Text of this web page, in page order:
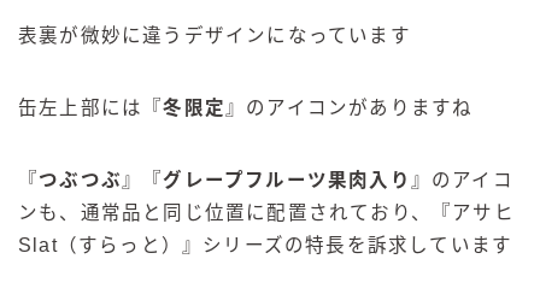
表裏が微妙に違うデザインになっています
缶左上部には『冬限定 』のアイコンがありますね
『つぶつぶ 』『グレープフルーツ果肉入り 』のアイコ
ンも、通常品と同じ位置に配置されており、『アサヒ
Slat（すらっと）』シリーズの特長を訴求しています